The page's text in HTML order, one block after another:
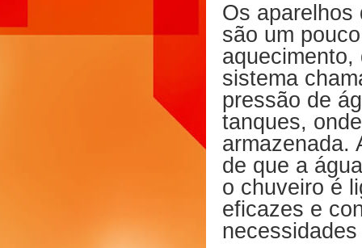
Os aparelhos
são um
sistema
pressão de
tanques,
armazenada.
de que a
o chuveiro é
eficazes e